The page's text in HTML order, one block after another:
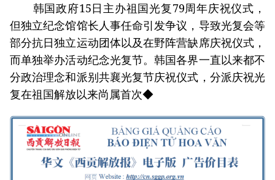
韩国政府15日主办祖国光复79周年庆祝仪式，
但独立纪念馆馆长人事任命引发争议，导致光复会等
部分抗日独立运动团体以及在野阵营缺席庆祝仪式，
而单独举办活动纪念光复节。韩国各界一直以来都不
分政治理念和派别共襄光复节庆祝仪式，分派庆祝光
复在祖国解放以来尚属首次◆